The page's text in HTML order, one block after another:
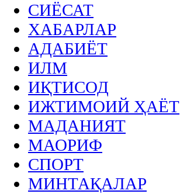
СИЁСАТ
ХАБАРЛАР
АДАБИЁТ
ИЛМ
ИҚТИСОД
ИЖТИМОИЙ ҲАЁТ
МАДАНИЯТ
МАОРИФ
СПОРТ
МИНТАҚАЛАР